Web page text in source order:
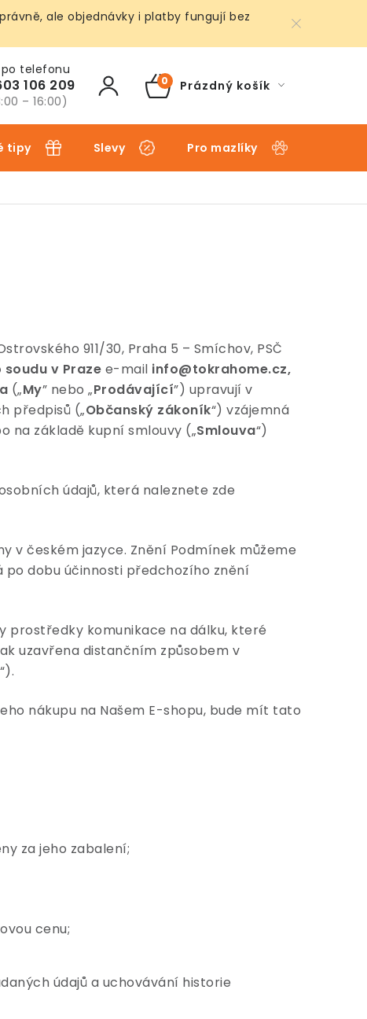
ale objednávky i platby fungují bez
106 209
– 16:00) NÁKUPNÍ
Prázdný košík
tipy Slevy Pro mazlíky
911/30, Praha 5 – Smíchov, PSČ
soudu v Praze e-mail info@tokrahome.cz,
(„My” nebo „Prodávající”) upravují v
předpisů („Občanský zákoník“) vzájemná
na základě kupní smlouvy („Smlouva“)
údajů, která naleznete zde
v českém jazyce. Znění Podmínek můžeme
dobu účinnosti předchozího znění
prostředky komunikace na dálku, které
uzavřena distančním způsobem v
“).
nákupu na Našem E-shopu, bude mít tato
za jeho zabalení;
cenu;
údajů a uchovávání historie